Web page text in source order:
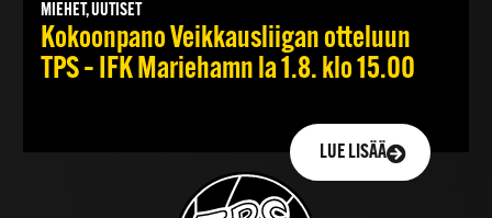
MIEHET, UUTISET
Kokoonpano Veikkausliigan otteluun
TPS – IFK Mariehamn la 1.8. klo 15.00
LUE LISÄÄ